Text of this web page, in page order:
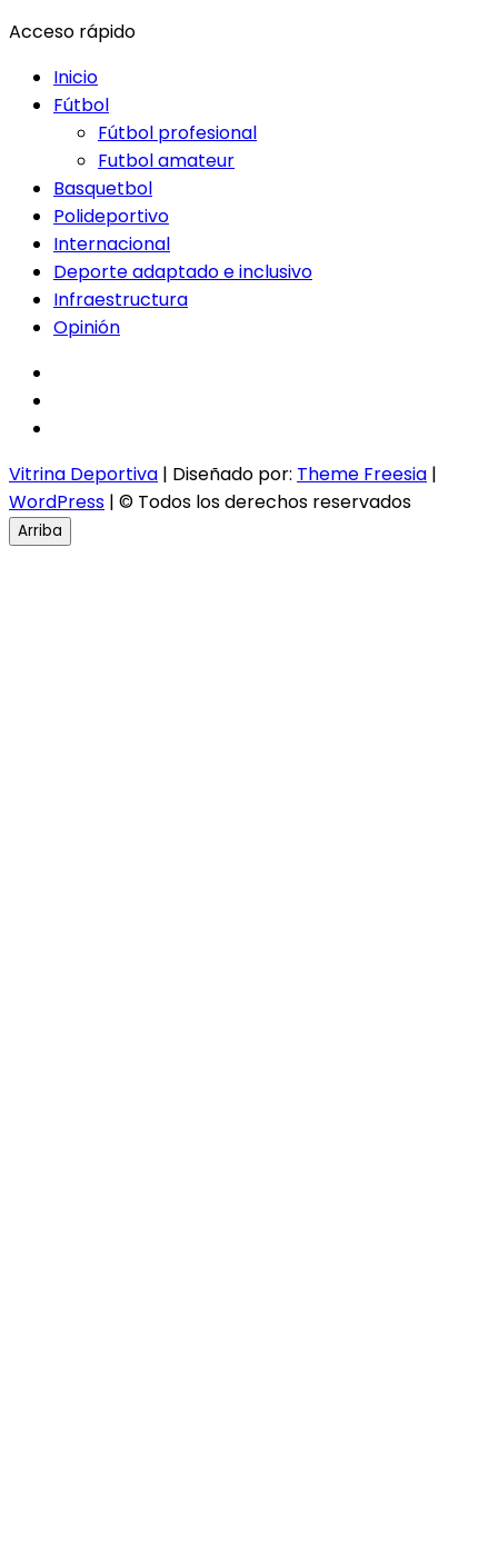
Acceso rápido
Inicio
Fútbol
Fútbol profesional
Futbol amateur
Basquetbol
Polideportivo
Internacional
Deporte adaptado e inclusivo
Infraestructura
Opinión
Vitrina Deportiva | Diseñado por: Theme Freesia |
WordPress | © Todos los derechos reservados
Arriba